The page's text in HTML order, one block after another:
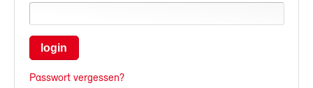
login
Passwort vergessen?